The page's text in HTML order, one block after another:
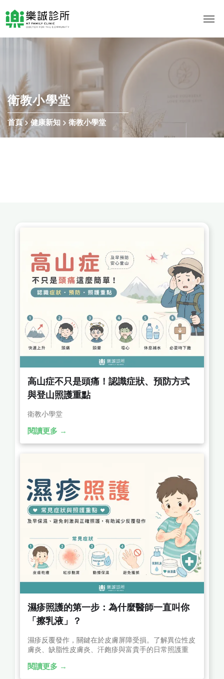
衛教小學堂
首頁 健康新知 衛教小學堂
高山症不只是頭痛！認識症狀、預防方式
與登山照護重點
衛教小學堂
閱讀更多 →
濕疹照護的第一步：為什麼醫師一直叫你
「擦乳液」？
濕疹反覆發作，關鍵在於皮膚屏障受損。了解異位性皮
膚炎、缺脂性皮膚炎、汗皰疹與富貴手的日常照護重
發機率，建立健康皮膚屏障。
閱讀更多 →